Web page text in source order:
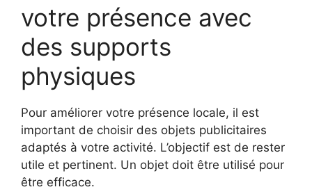
votre présence avec
des supports
physiques
Pour améliorer votre présence locale, il est
important de choisir des objets publicitaires
adaptés à votre activité. L’objectif est de rester
utile et pertinent. Un objet doit être utilisé pour
être efficace.